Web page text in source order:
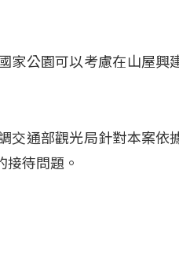
家公園可以考慮在山屋興
交通部觀光局針對本案依
接待問題。